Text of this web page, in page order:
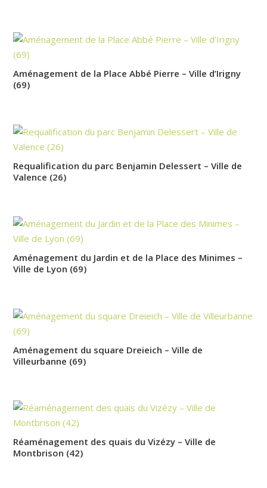
Aménagement de la Place Abbé Pierre – Ville d’Irigny
(69)
Requalification du parc Benjamin Delessert – Ville de
Valence (26)
Aménagement du Jardin et de la Place des Minimes –
Ville de Lyon (69)
Aménagement du square Dreieich – Ville de
Villeurbanne (69)
Réaménagement des quais du Vizézy – Ville de
Montbrison (42)